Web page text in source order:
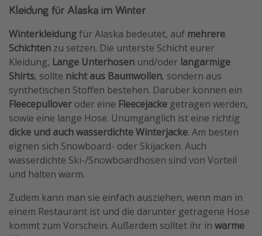
Kleidung für Alaska im Winter
Winterkleidungfür Alaska bedeutet, auf mehrere
Schichten zu setzen. Die unterste Schicht eurer
Kleidung, Lange Unterhosen und/oder langarmige
Shirts, sollte nicht aus Baumwollen, sondern aus
synthetischen Stoffen bestehen. Darüber können ein
Fleecepullover oder eine Fleecejacke getragen werden,
sowie eine lange Hose. Unumgänglich ist eine richtig
dicke und auch wasserdichte Winterjacke. Am besten
eignen sich Snowboard- oder Skijacken. Auch
wasserdichte Ski-/Snowboardhosen sind von Vorteil
und halten warm.
Zudem kann man sie einfach ausziehen, wenn man in
einem Restaurant ist und die darunter getragene Hose
kommt zum Vorschein. Außerdem solltet ihr in warme